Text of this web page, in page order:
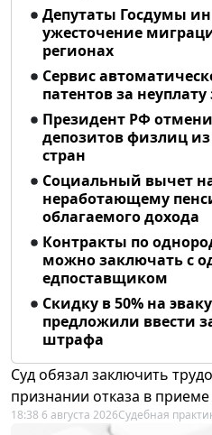
Депутаты Госдумы
ужесточение
регионах
Сервис
патентов за неуплату
Президент РФ
депозитов физлиц
стран
Социальный вычет
неработающему
облагаемого дохода
Контракты по
можно заключать с
едпоставщиком
Скидку в 50% на
предложили ввести
штрафа
Суд обязал заключить
признании отказа в
18:38 6 августа 2026Судебная